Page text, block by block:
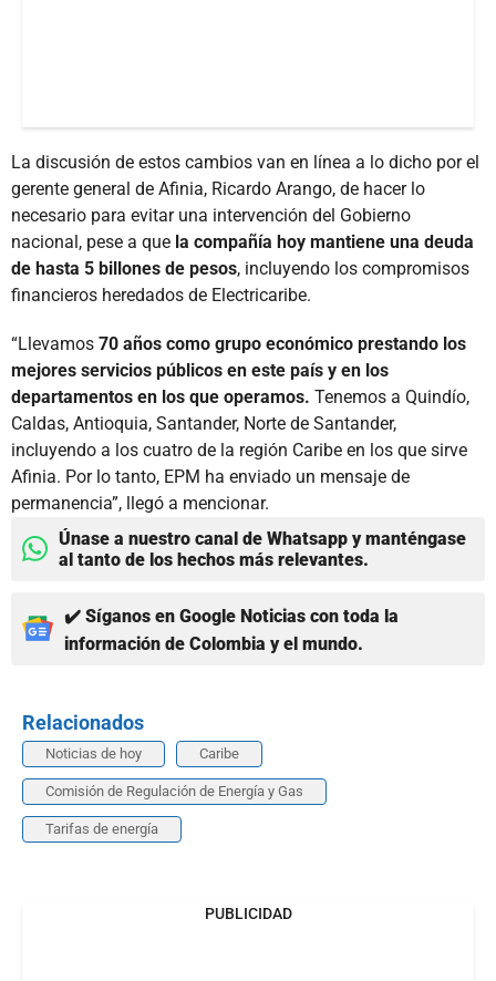
La discusión de estos cambios van en línea a lo dicho por el
gerente general de Afinia, Ricardo Arango, de hacer lo
necesario para evitar una intervención del Gobierno
nacional, pese a que la compañía hoy mantiene una deuda
de hasta 5 billones de pesos, incluyendo los compromisos
financieros heredados de Electricaribe.
“Llevamos 70 años como grupo económico prestando los
mejores servicios públicos en este país y en los
departamentos en los que operamos. Tenemos a Quindío,
Caldas, Antioquia, Santander, Norte de Santander,
incluyendo a los cuatro de la región Caribe en los que sirve
Afinia. Por lo tanto, EPM ha enviado un mensaje de
permanencia”, llegó a mencionar.
Únase a nuestro canal de Whatsapp y manténgase
al tanto de los hechos más relevantes.
✔️ Síganos en Google Noticias con toda la
información de Colombia y el mundo.
Relacionados
Noticias de hoy Caribe
Comisión de Regulación de Energía y Gas
Tarifas de energía
PUBLICIDAD